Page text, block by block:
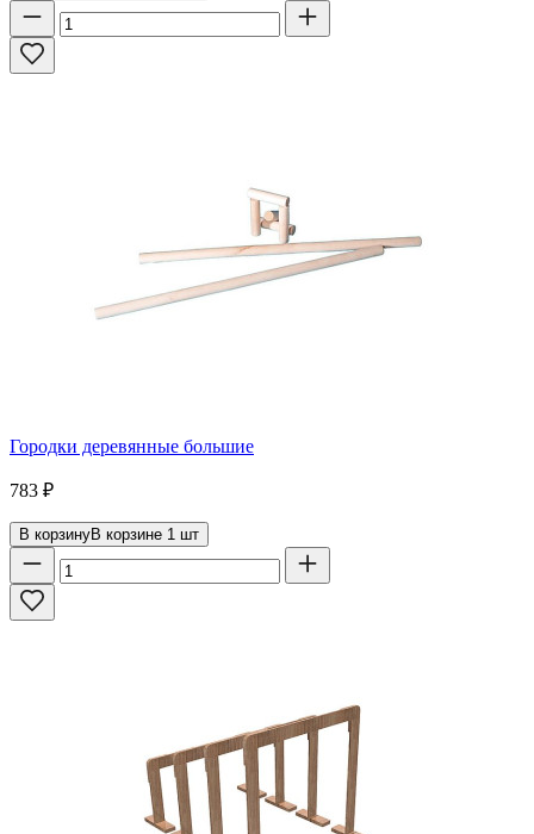
Городки деревянные большие
783 ₽
В корзинуВ корзине 1 шт